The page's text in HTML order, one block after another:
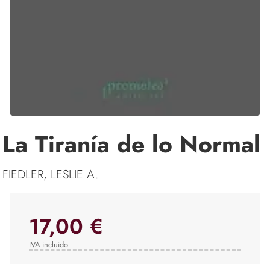
La Tiranía de lo Normal
FIEDLER, LESLIE A.
17,00 €
IVA incluido